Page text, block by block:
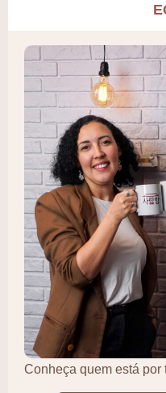
Conheça quem está por